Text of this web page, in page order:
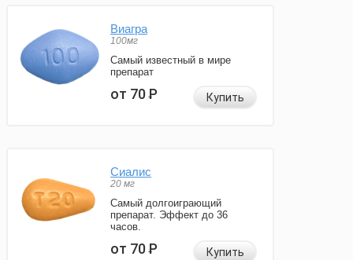
Виагра
100мг
Самый известный в мире
препарат
от 70Р Купить
Сиалис
20 мг
Самый долгоиграющий
препарат. Эффект до 36
часов.
от 70Р Купить